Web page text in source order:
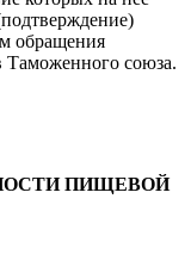
обращения
Таможенного союза.
ПИЩЕВОЙ